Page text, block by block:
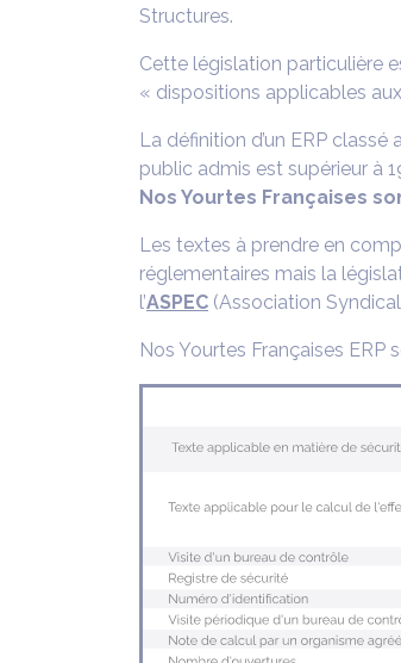
Structures.
Cette législation particulière
« dispositions applicables
La définition d’un ERP
public admis est supérieur à
Nos Yourtes Françaises
Les textes à prendre en
réglementaires mais la
l’ASPEC (Association
Nos Yourtes Françaises